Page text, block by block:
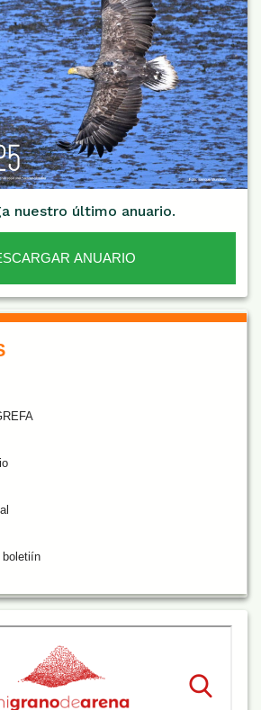
nuestro último anuario.
ANUARIO
boletiín